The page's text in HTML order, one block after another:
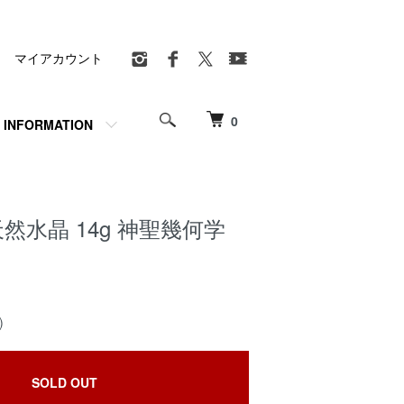
0
INFORMATION
マイアカウント
水晶 14g 神聖幾何学
SOLD OUT